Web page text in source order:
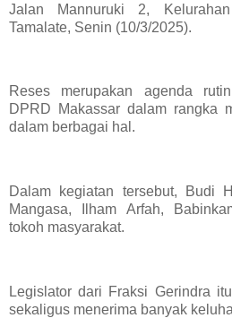
Jalan Mannuruki 2,
Tamalate, Senin (10/3/2025).
Reses merupakan agenda
DPRD Makassar dalam rangka
dalam berbagai hal.
Dalam kegiatan tersebut, Budi
Mangasa, Ilham Arfah,
tokoh masyarakat.
Legislator dari Fraksi Gerindra
sekaligus menerima banyak